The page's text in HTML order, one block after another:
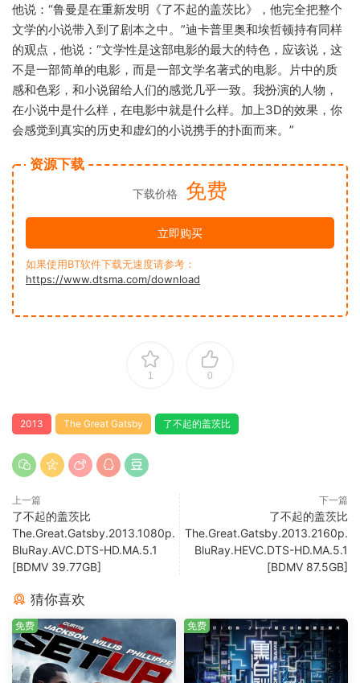
他说：“鲁曼是在重新发明《了不起的盖茨比》，他完全把整个
文学的小说带入到了剧本之中。”迪卡普里奥和埃哲顿持有同样
的观点，他说：“文学性是这部电影的最大的特色，应该说，这
不是一部简单的电影，而是一部文学名著式的电影。片中的质
感和色彩，和小说留给人们的感觉几乎一致。我扮演的人物，
在小说中是什么样，在电影中就是什么样。加上3D的效果，你
会感觉到真实的历史和虚幻的小说携手的扑面而来。”
资源下载
下载价格 免费
立即购买
如果使用BT软件下载无速度请参考：
https://www.dtsma.com/download
1 0
2013 The Great Gatsby 了不起的盖茨比
上一篇
了不起的盖茨比
The.Great.Gatsby.2013.1080p.
BluRay.AVC.DTS-HD.MA.5.1
[BDMV 39.77GB]
下一篇
了不起的盖茨比
The.Great.Gatsby.2013.2160p.
BluRay.HEVC.DTS-HD.MA.5.1
[BDMV 87.5GB]
猜你喜欢
免费 免费